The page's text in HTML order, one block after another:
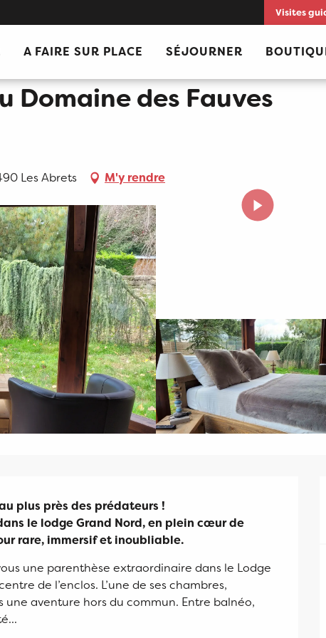
Visites
A FAIRE SUR PLACE SÉJOURNER
Domaine des Fauves
Les Abrets
M'y rendre
plus près des prédateurs !
le lodge Grand Nord, en plein cœur de
rare, immersif et inoubliable.
une parenthèse extraordinaire dans le Lodge
de l’enclos. L’une de ses chambres,
aventure hors du commun. Entre balnéo,